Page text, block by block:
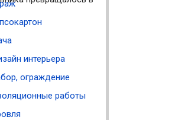
интерьера
ограждение
работы